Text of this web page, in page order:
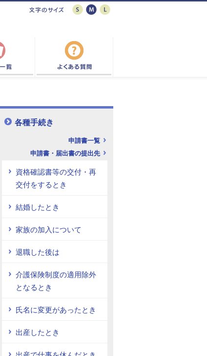
各種手続き
申請書一覧
申請書・届出書の提出先
資格確認書等の交付・再
交付をするとき
結婚したとき
家族の加入について
退職した後は
介護保険制度の適用除外
となるとき
氏名に変更があったとき
出産したとき